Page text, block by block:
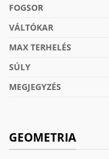
FOGSOR
VÁLTÓKAR
MAX TERHELÉS
SÚLY
MEGJEGYZÉS
GEOMETRIA